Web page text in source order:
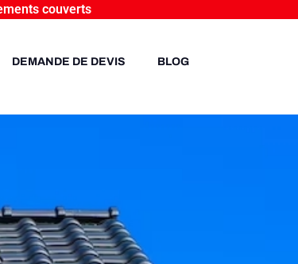
couverts
DEMANDE DE DEVIS BLOG